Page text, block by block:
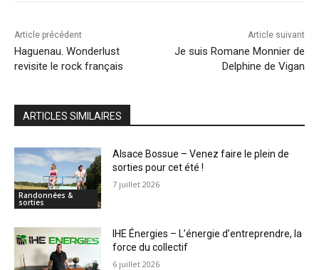
Article précédent
Haguenau. Wonderlust
revisite le rock français
Article suivant
Je suis Romane Monnier de
Delphine de Vigan
ARTICLES SIMILAIRES
Randonnées &
sorties
Alsace Bossue – Venez faire le plein de
sorties pour cet été !
7 juillet 2026
IHE Énergies – L’énergie d’entreprendre, la
force du collectif
6 juillet 2026